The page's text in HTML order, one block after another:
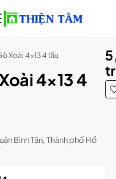
Xoài 4×13 4 lầu
4×13 4
Bình Tân, Thành phố Hồ